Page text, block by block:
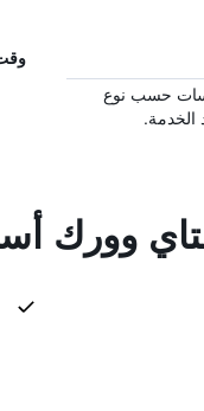
حسب نوع
الخدمة.